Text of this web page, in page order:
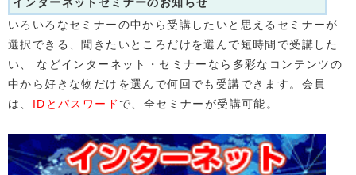
いろいろなセミナーの中から受講したいと思えるセミナーが
選択できる、聞きたいところだけを選んで短時間で受講した
い、 などインターネット・セミナーなら多彩なコンテンツの
中から好きな物だけを選んで何回でも受講できます。会員
は、 IDとパスワード で、全セミナーが受講可能。